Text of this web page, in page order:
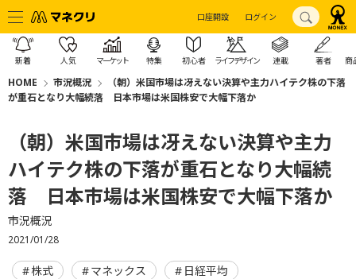
口座開設 ログイン
新着 人気 マーケット 特集 初心者 ライフデザイン 連載 著者 商
HOME 市況概況
（朝）米国市場は冴えない決算や主力ハイテク株の下落
が重石となり大幅続落 日本市場は米国株安で大幅下落か
（朝）米国市場は冴えない決算や主力
ハイテク株の下落が重石となり大幅続
落 日本市場は米国株安で大幅下落か
市況概況
2021/01/28
株式 マネックス 日経平均